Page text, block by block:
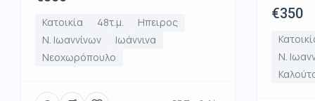
Κατοικία 48τ.μ.
Ηπειρος
Ν. Ιωαννίνων
Ιωάννινα
Νεοχωρόπουλο
€350
Ν.